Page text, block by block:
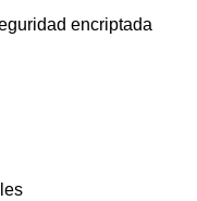
encriptada